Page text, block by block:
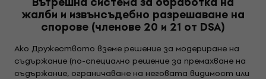
жалби и извънсъдебно разрешаване на
спорове (членове 20 и 21 от DSA)
Ако Дружеството вземе решение за модериране на
съдържание (по-специално решение за премахване на
съдържание, ограничаване на неговата видимост или